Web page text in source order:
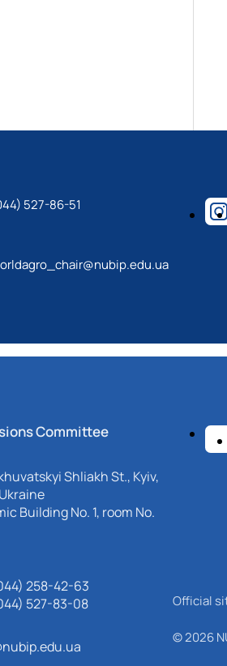
527-86-51
Committee
Shliakh St., Kyiv,
Building No. 1, room No.
258-42-63
527-83-08
Official
© 2026